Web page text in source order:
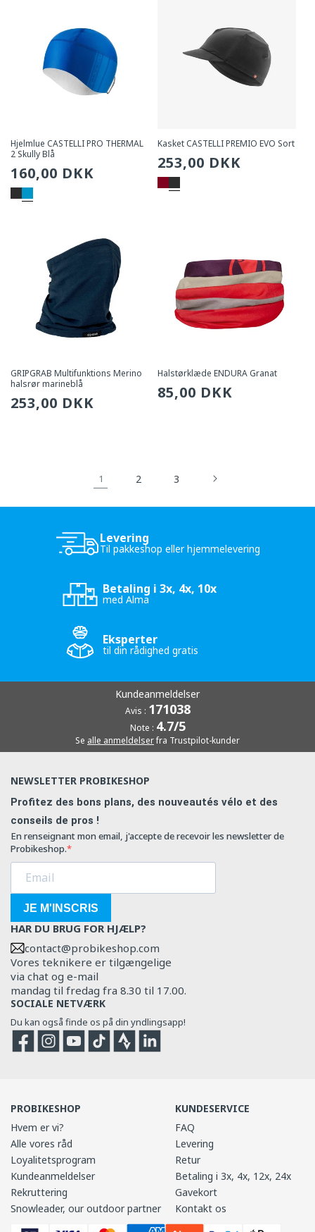
Hjelmlue CASTELLI PRO THERMAL
2 Skully Blå
Sædvanlig
pris
160,00 DKK
Kasket CASTELLI PREMIO EVO Sort
Sædvanlig
pris
253,00 DKK
GRIPGRAB Multifunktions Merino
halsrør marineblå
Sædvanlig
253,00 DKK
Halstørklæde ENDURA Granat
Sædvanlig
85,00 DKK
1 2 3
Levering
Til pakkeshop eller hjemmelevering
Betaling i 3x, 4x, 10x
med Alma
Eksperter
til din rådighed gratis
Kundeanmeldelser
Avis : 171038
Note : 4.7/5
Se alle anmeldelserfra Trustpilot-kunder
NEWSLETTER PROBIKESHOP
Profitez des bons plans, des nouveautés vélo et des
conseils de pros !
En renseignant mon email, j'accepte de recevoir les newsletter de
Probikeshop.
JE M'INSCRIS
HAR DU BRUG FOR HJÆLP?
contact@probikeshop.com
Vores teknikere er tilgængelige
via chat og e-mail
mandag til fredag fra 8.30 til 17.00.
SOCIALE NETVÆRK
Du kan også finde os på din yndlingsapp!
FacebookInstagram
YouTubeTikTokStrava
PROBIKESHOP
Hvem er vi?
Alle vores råd
Loyalitetsprogram
Kundeanmeldelser
Rekruttering
Snowleader, our outdoor partner
KUNDESERVICE
FAQ
Levering
Retur
Betaling i 3x, 4x, 12x, 24x
Gavekort
Kontakt os